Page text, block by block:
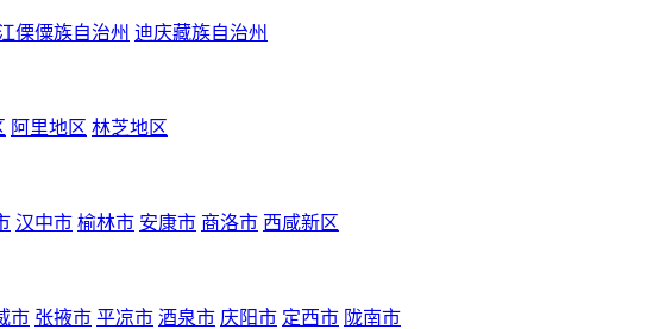
傈僳族自治州 迪庆藏族自治州
阿里地区 林芝地区
汉中市 榆林市 安康市 商洛市 西咸新区
市 张掖市 平凉市 酒泉市 庆阳市 定西市 陇南市